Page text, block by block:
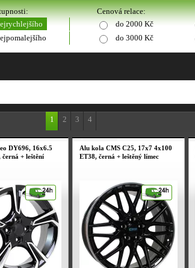
Cenová relace:
do 2000 Kč
do 3000 Kč
1 2 3 4
DY696, 16x6.5
+ leštění
Alu kola CMS C25, 17x7 4x100
ET38, černá + leštěný límec